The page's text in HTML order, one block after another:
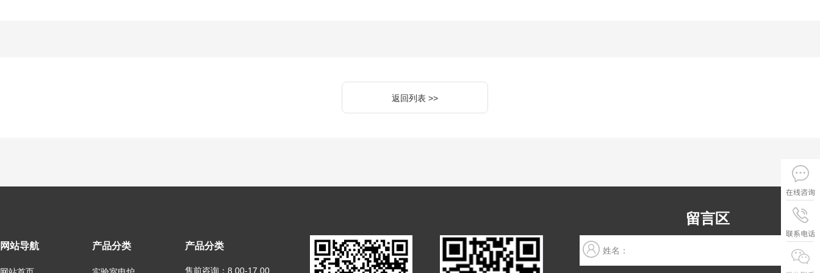
返回列表 >>
网站导航 产品分类 产品分类
售前咨询：8.00-17.00
留言区
姓名：